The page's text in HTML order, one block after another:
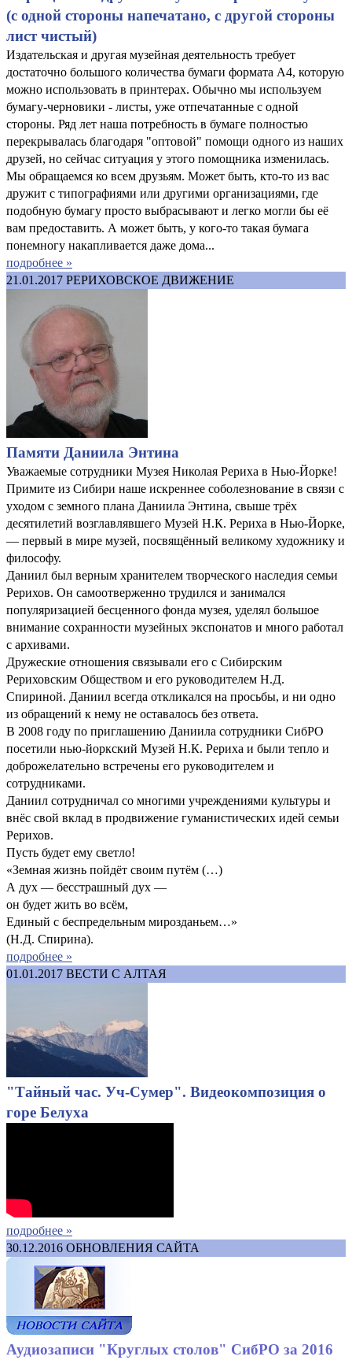
(с одной стороны напечатано, с другой стороны
лист чистый)
Издательская и другая музейная деятельность требует
достаточно большого количества бумаги формата А4, которую
можно использовать в принтерах. Обычно мы используем
бумагу-черновики - листы, уже отпечатанные с одной
стороны. Ряд лет наша потребность в бумаге полностью
перекрывалась благодаря "оптовой" помощи одного из наших
друзей, но сейчас ситуация у этого помощника изменилась.
Мы обращаемся ко всем друзьям. Может быть, кто-то из вас
дружит с типографиями или другими организациями, где
подобную бумагу просто выбрасывают и легко могли бы её
вам предоставить. А может быть, у кого-то такая бумага
понемногу накапливается даже дома...
подробнее »
21.01.2017 РЕРИХОВСКОЕ ДВИЖЕНИЕ
Памяти Даниила Энтина
Уважаемые сотрудники Музея Николая Рериха в Нью-Йорке!
Примите из Сибири наше искреннее соболезнование в связи с
уходом с земного плана Даниила Энтина, свыше трёх
десятилетий возглавлявшего Музей Н.К. Рериха в Нью-Йорке,
— первый в мире музей, посвящённый великому художнику и
философу.
Даниил был верным хранителем творческого наследия семьи
Рерихов. Он самоотверженно трудился и занимался
популяризацией бесценного фонда музея, уделял большое
внимание сохранности музейных экспонатов и много работал
с архивами.
Дружеские отношения связывали его с Сибирским
Рериховским Обществом и его руководителем Н.Д.
Спириной. Даниил всегда откликался на просьбы, и ни одно
из обращений к нему не оставалось без ответа.
В 2008 году по приглашению Даниила сотрудники СибРО
посетили нью-йоркский Музей Н.К. Рериха и были тепло и
доброжелательно встречены его руководителем и
сотрудниками.
Даниил сотрудничал со многими учреждениями культуры и
внёс свой вклад в продвижение гуманистических идей семьи
Рерихов.
Пусть будет ему светло!
«Земная жизнь пойдёт своим путём (…)
А дух — бесстрашный дух —
он будет жить во всём,
Единый с беспредельным мирозданьем…»
(Н.Д. Спирина).
подробнее »
01.01.2017 ВЕСТИ С АЛТАЯ
"Тайный час. Уч-Сумер". Видеокомпозиция о
горе Белуха
подробнее »
30.12.2016 ОБНОВЛЕНИЯ САЙТА
Аудиозаписи "Круглых столов" СибРО за 2016